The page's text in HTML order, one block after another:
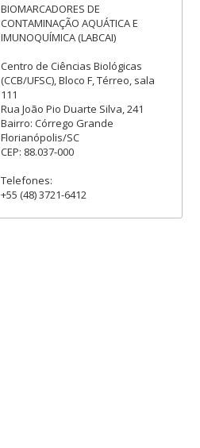
BIOMARCADORES DE
CONTAMINAÇÃO AQUÁTICA E
IMUNOQUÍMICA (LABCAI)
Centro de Ciências Biológicas
(CCB/UFSC), Bloco F, Térreo, sala
111
Rua João Pio Duarte Silva, 241
Bairro: Córrego Grande
Florianópolis/SC
CEP: 88.037-000
Telefones:
+55 (48) 3721-6412